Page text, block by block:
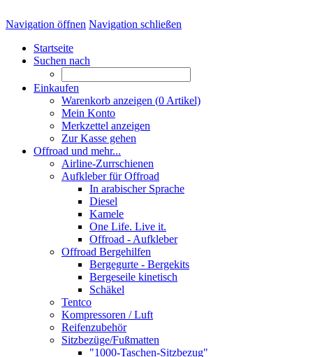
Navigation öffnen Navigation schließen
Startseite
Suchen nach
Einkaufen
Warenkorb anzeigen (0 Artikel)
Mein Konto
Merkzettel anzeigen
Zur Kasse gehen
Offroad und mehr...
Airline-Zurrschienen
Aufkleber für Offroad
In arabischer Sprache
Diesel
Kamele
One Life. Live it.
Offroad - Aufkleber
Offroad Bergehilfen
Bergegurte - Bergekits
Bergeseile kinetisch
Schäkel
Tentco
Kompressoren / Luft
Reifenzubehör
Sitzbezüge/Fußmatten
"1000-Taschen-Sitzbezug"